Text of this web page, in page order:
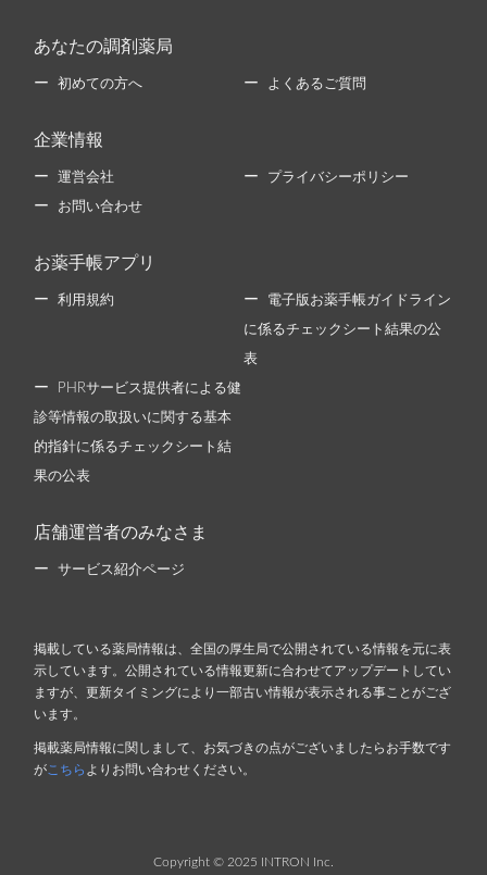
あなたの調剤薬局
初めての方へ よくあるご質問
企業情報
運営会社 プライバシーポリシー
お問い合わせ
お薬手帳アプリ
利用規約 電子版お薬手帳ガイドライン
に係るチェックシート結果の公
表
PHRサービス提供者による健
診等情報の取扱いに関する基本
的指針に係るチェックシート結
果の公表
店舗運営者のみなさま
サービス紹介ページ
掲載している薬局情報は、全国の厚生局で公開されている情報を元に表
示しています。公開されている情報更新に合わせてアップデートしてい
ますが、更新タイミングにより一部古い情報が表示される事ことがござ
います。
掲載薬局情報に関しまして、お気づきの点がございましたらお手数です
が こちら よりお問い合わせください。
Copyright © 2025 INTRON Inc.